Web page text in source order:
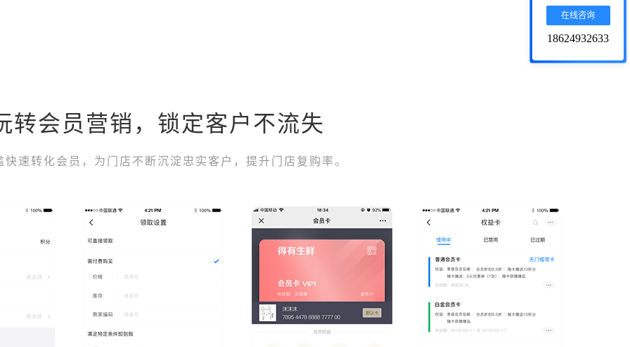
转会员营销，锁定客户不流失
快速转化会员，为门店不断沉淀忠实客户，提升门店复购率。
在线咨询
18624932633